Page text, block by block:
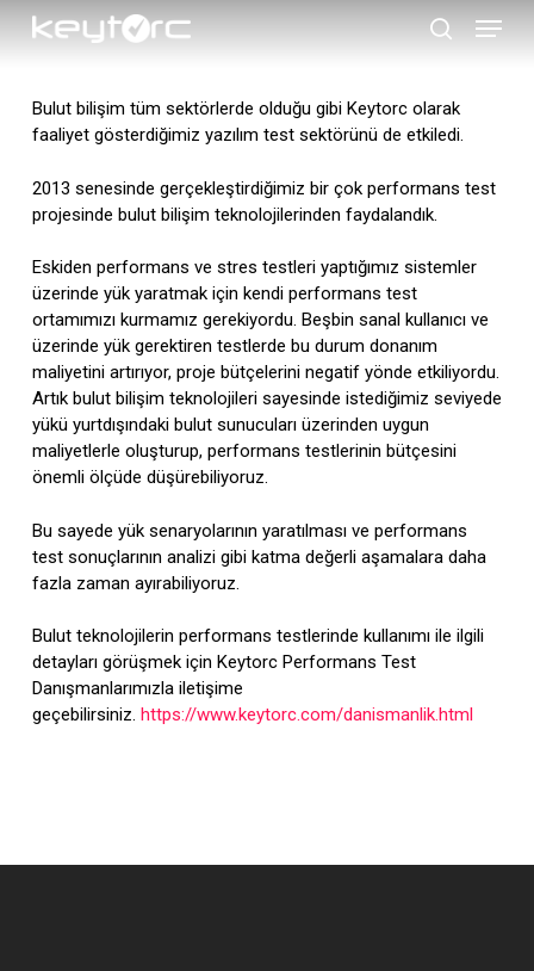
Menu
Bulut bilişim tüm sektörlerde olduğu gibi Keytorc olarak
faaliyet gösterdiğimiz yazılım test sektörünü de etkiledi.
2013 senesinde gerçekleştirdiğimiz bir çok performans test
projesinde bulut bilişim teknolojilerinden faydalandık.
Eskiden performans ve stres testleri yaptığımız sistemler
üzerinde yük yaratmak için kendi performans test
ortamımızı kurmamız gerekiyordu. Beşbin sanal kullanıcı ve
üzerinde yük gerektiren testlerde bu durum donanım
maliyetini artırıyor, proje bütçelerini negatif yönde etkiliyordu.
Artık bulut bilişim teknolojileri sayesinde istediğimiz seviyede
yükü yurtdışındaki bulut sunucuları üzerinden uygun
maliyetlerle oluşturup, performans testlerinin bütçesini
önemli ölçüde düşürebiliyoruz.
Bu sayede yük senaryolarının yaratılması ve performans
test sonuçlarının analizi gibi katma değerli aşamalara daha
fazla zaman ayırabiliyoruz.
Bulut teknolojilerin performans testlerinde kullanımı ile ilgili
detayları görüşmek için Keytorc Performans Test
Danışmanlarımızla iletişime
geçebilirsiniz. https://www.keytorc.com/danismanlik.html